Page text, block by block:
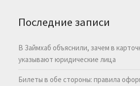
Последние записи
В Займхаб объяснили, зачем в
указывают юридические лица
Билеты в обе стороны: правила